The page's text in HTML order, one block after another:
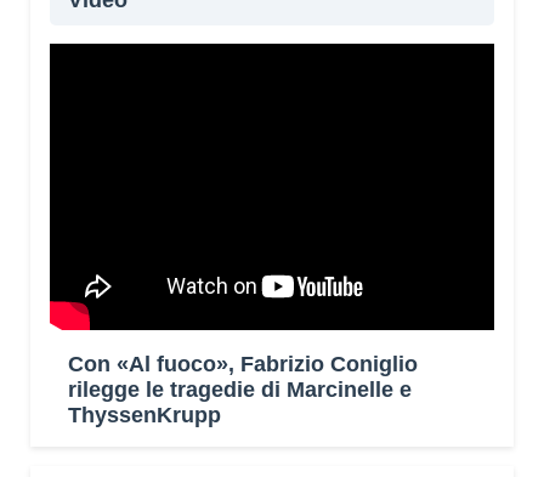
Con «Al fuoco», Fabrizio Coniglio
rilegge le tragedie di Marcinelle e
ThyssenKrupp